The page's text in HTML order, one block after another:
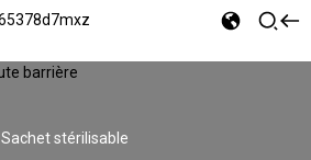
Sachet stérilisable